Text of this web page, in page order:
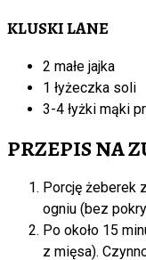
KLUSKI LANE
2 małe jajka
1 łyżeczka soli
3-4 łyżki mąki
PRZEPIS NA
Porcję żeberek
ogniu (bez
Po około 15
z mięsa).